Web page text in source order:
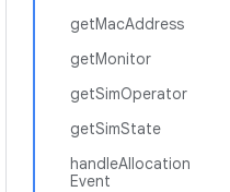
getMacAddress
getMonitor
getSimOperator
getSimState
handleAllocation
Event